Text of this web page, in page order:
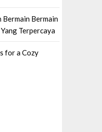
Bermain Bermain
Terpercaya
for a Cozy